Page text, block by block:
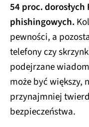
54 proc.
phishingowych.
pewności, a
telefony czy
podejrzane
może być większy,
przynajmniej
bezpieczeństwa.